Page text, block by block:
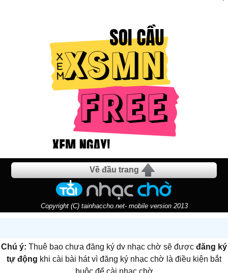
Về đầu trang
Copyright (C) tainhaccho.net- mobile version 2013
Chú ý: Thuê bao chưa đăng ký dv nhạc chờ sẽ được đăng ký
tự động khi cài bài hát vì đăng ký nhạc chờ là điều kiện bắt
buộc để cài nhạc chờ